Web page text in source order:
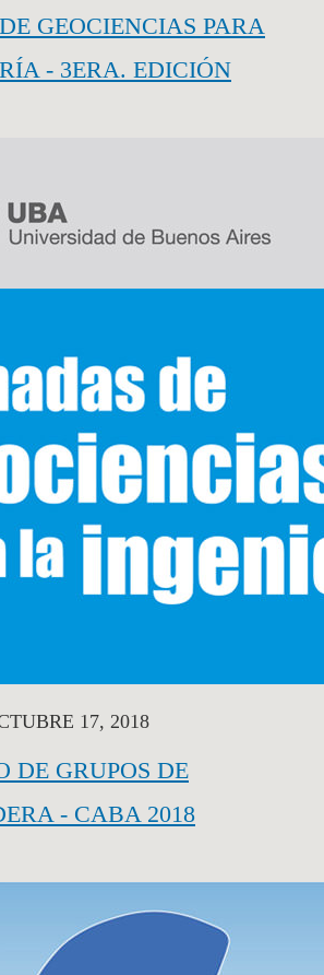
GEOCIENCIAS PARA
- 3ERA. EDICIÓN
17, 2018
DE GRUPOS DE
- CABA 2018